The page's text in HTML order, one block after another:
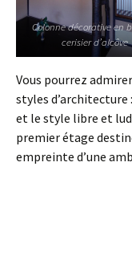
Colonne décorative en
cerisier d’alcôve
Vous pourrez
styles
et le style libre et
premier étage
empreinte d’une